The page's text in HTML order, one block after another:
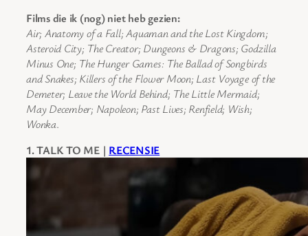
Films die ik (nog) niet heb gezien:
Air; Anatomy of a Fall; Aquaman and the Lost Kingdom;
Asteroid City; The Creator; Dungeons & Dragons; Godzilla
Minus One; The Hunger Games: The Ballad of Songbirds
and Snakes; Killers of the Flower Moon; Last Voyage of the
Demeter; Leave the World Behind; The Little Mermaid;
May December; Napoleon; Past Lives; Renfield; Wish;
Wonka.
1. TALK TO ME | RECENSIE